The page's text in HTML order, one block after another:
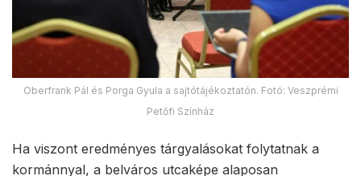
Oberfrank Pál és Porga Gyula a sajtótájékoztatón. Fotó: Veszprémi
Petőfi Színház
Ha viszont eredményes tárgyalásokat folytatnak a
kormánnyal, a belváros utcaképe alaposan